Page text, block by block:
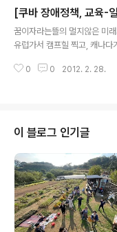
5월 14일 월요일 서울에서 열
인데, 같이 가실 선생님들, 학
하는 안내문(그림파일)을 살
다. 안내문에는 신청마감일이
[쿠바 장애정책, 교육-
꿈이자라는뜰의 멀지않은 미
유럽가서 캠프힐 찍고, 캐나다
계 구석구석에서 먼저 길을 닦
~ 글: 유용복 특수학교 교사 /
ttp://laborworld.co.kr/v2/
0 0 2012. 2. 28.
이 블로그 인기글